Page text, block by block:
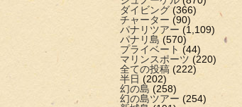
ダイビング (366)
チャーター (90)
パナリツアー (1,109)
パナリ島 (570)
プライベート (44)
マリンスポーツ (220)
全ての投稿 (222)
半日 (202)
幻の島 (258)
幻の島ツアー (254)